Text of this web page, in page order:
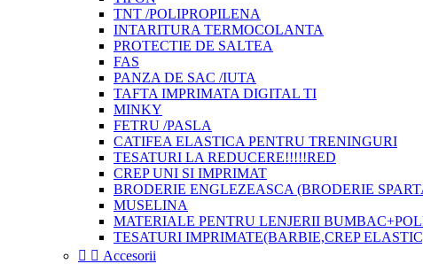
TNT /POLIPROPILENA
INTARITURA TERMOCOLANTA
PROTECTIE DE SALTEA
FAS
PANZA DE SAC /IUTA
TAFTA IMPRIMATA DIGITAL TI
MINKY
FETRU /PASLA
CATIFEA ELASTICA PENTRU TRENINGURI
TESATURI LA REDUCERE!!!!!RED
CREP UNI SI IMPRIMAT
BRODERIE ENGLEZEASCA (BRODERIE
MUSELINA
MATERIALE PENTRU LENJERII
TESATURI IMPRIMATE(BARBIE,CREP
  Accesorii